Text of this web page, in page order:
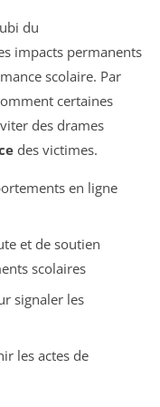
du
impacts permanents
scolaire. Par
certaines
des drames
des victimes.
en ligne
et de soutien
scolaires
signaler les
les actes de